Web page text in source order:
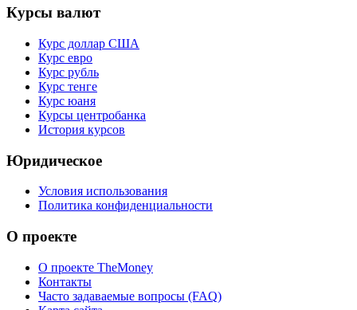
Курсы валют
Курс доллар США
Курс евро
Курс рубль
Курс тенге
Курс юаня
Курсы центробанка
История курсов
Юридическое
Условия использования
Политика конфиденциальности
О проекте
О проекте TheMoney
Контакты
Часто задаваемые вопросы (FAQ)